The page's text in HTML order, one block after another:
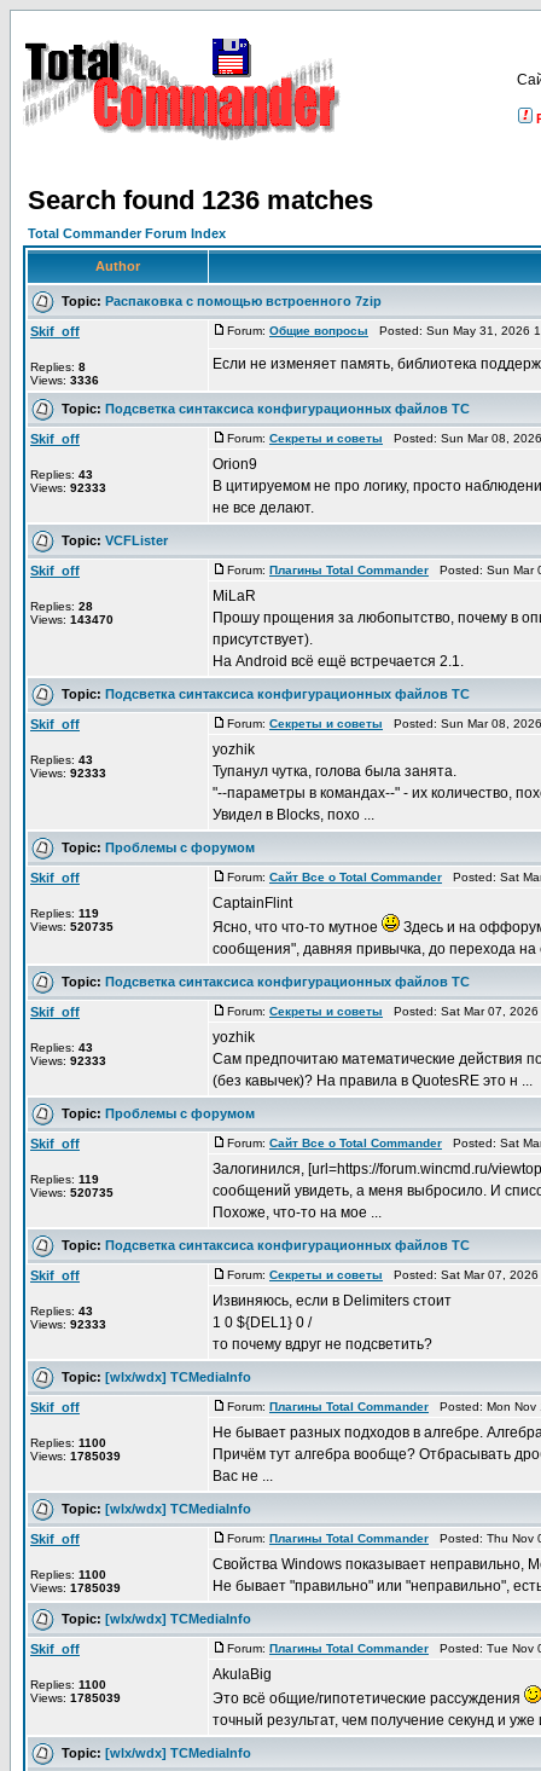
Search found 1236 matches
Total Commander Forum Index
Author
Topic: Распаковка с помощью встроенного 7zip
Skif_off
Replies: 8
Views: 3336
Forum: Общие вопросы Posted: Sun May 31, 2026
Если не изменяет память, библиотека
Topic: Подсветка синтаксиса конфигурационных файлов TC
Skif_off
Replies: 43
Views: 92333
Forum: Секреты и советы Posted: Sun Mar 08,
Orion9
В цитируемом не про логику, просто
не все делают.
Topic: VCFLister
Skif_off
Replies: 28
Views: 143470
Forum: Плагины Total Commander Posted: Sun Mar
MiLaR
Прошу прощения за любопытство, почему в
присутствует).
На Android всё ещё встречается 2.1.
Topic: Подсветка синтаксиса конфигурационных файлов TC
Skif_off
Replies: 43
Views: 92333
Forum: Секреты и советы Posted: Sun Mar 08,
yozhik
Тупанул чутка, голова была занята.
"--параметры в командах--" - их количество,
Увидел в Blocks, похо ...
Topic: Проблемы с форумом
Skif_off
Replies: 119
Views: 520735
Forum: Сайт Все о Total Commander Posted: Sat
CaptainFlint
Ясно, что что-то мутное
Здесь и на
сообщения", давняя привычка, до перехода на
Topic: Подсветка синтаксиса конфигурационных файлов TC
Skif_off
Replies: 43
Views: 92333
Forum: Секреты и советы Posted: Sat Mar 07,
yozhik
Сам предпочитаю математические действия
(без кавычек)? На правила в QuotesRE это н ...
Topic: Проблемы с форумом
Skif_off
Replies: 119
Views: 520735
Forum: Сайт Все о Total Commander Posted: Sat
Залогинился, [url=https://forum.wincmd.ru/
сообщений увидеть, а меня выбросило. И
Похоже, что-то на мое ...
Topic: Подсветка синтаксиса конфигурационных файлов TC
Skif_off
Replies: 43
Views: 92333
Forum: Секреты и советы Posted: Sat Mar 07,
Извиняюсь, если в Delimiters стоит
1 0 ${DEL1} 0 /
то почему вдруг не подсветить?
Topic: [wlx/wdx] TCMediaInfo
Skif_off
Replies: 1100
Views: 1785039
Forum: Плагины Total Commander Posted: Mon
Не бывает разных подходов в алгебре.
Причём тут алгебра вообще? Отбрасывать
Вас не ...
Topic: [wlx/wdx] TCMediaInfo
Skif_off
Replies: 1100
Views: 1785039
Forum: Плагины Total Commander Posted: Thu Nov
Свойства Windows показывает неправильно,
Не бывает "правильно" или "неправильно",
Topic: [wlx/wdx] TCMediaInfo
Skif_off
Replies: 1100
Views: 1785039
Forum: Плагины Total Commander Posted: Tue Nov
AkulaBig
Это всё общие/гипотетические рассуждения
точный результат, чем получение секунд и уже
Topic: [wlx/wdx] TCMediaInfo